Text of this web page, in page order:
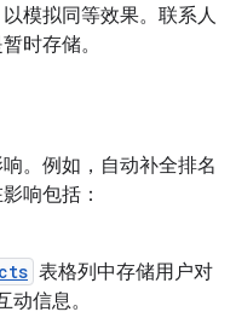
模拟同等效果。联系人
时存储。
。例如，自动补全排名
响包括：
表格列中存储用户对
信息。